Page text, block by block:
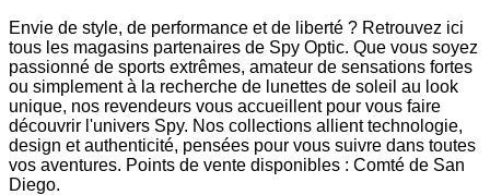
Envie de style, de performance et de liberté ? Retrouvez ici
tous les magasins partenaires de Spy Optic. Que vous soyez
passionné de sports extrêmes, amateur de sensations fortes
ou simplement à la recherche de lunettes de soleil au look
unique, nos revendeurs vous accueillent pour vous faire
découvrir l'univers Spy. Nos collections allient technologie,
design et authenticité, pensées pour vous suivre dans toutes
vos aventures. Points de vente disponibles : Comté de San
Diego.